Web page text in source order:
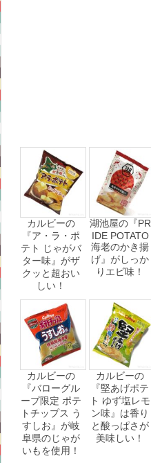
カルビーの
『ア・ラ・ポ
テト じゃがバ
ター味』がザ
クッと超おい
しい！
湖池屋の『PR
IDE POTATO
海老のかき揚
げ』がしっか
りエビ味！
カルビーの
『バローグル
ープ限定 ポテ
トチップス う
すしお』が岐
阜県のじゃが
いもを使用！
カルビーの
『堅あげポテ
ト ゆず塩レモ
ン味』は香り
と酸っぱさが
美味しい！